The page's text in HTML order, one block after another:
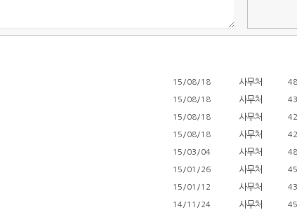
15/08/18 사무처
15/08/18 사무처
15/08/18 사무처
15/08/18 사무처
15/03/04 사무처
15/01/26 사무처
15/01/12 사무처
14/11/24 사무처